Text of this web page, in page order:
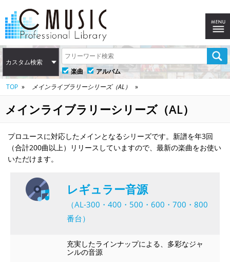
カスタム検索
楽曲
アルバム
TOP
メインライブラリーシリーズ（AL）
メインライブラリーシリーズ（AL）
プロユースに対応したメインとなるシリーズです。新譜を年3回
（合計200曲以上）リリースしていますので、最新の楽曲をお使い
いただけます。
レギュラー音源
（AL-300・400・500・600・700・800
番台）
充実したラインナップによる、多彩なジャ
ンルの音源